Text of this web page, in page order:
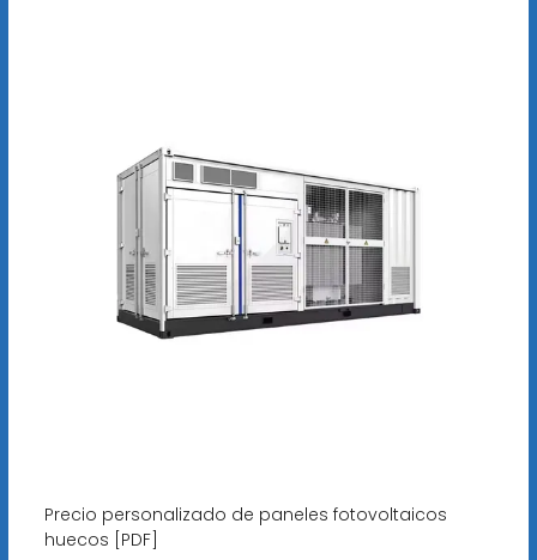
Precio personalizado de paneles fotovoltaicos
huecos [PDF]